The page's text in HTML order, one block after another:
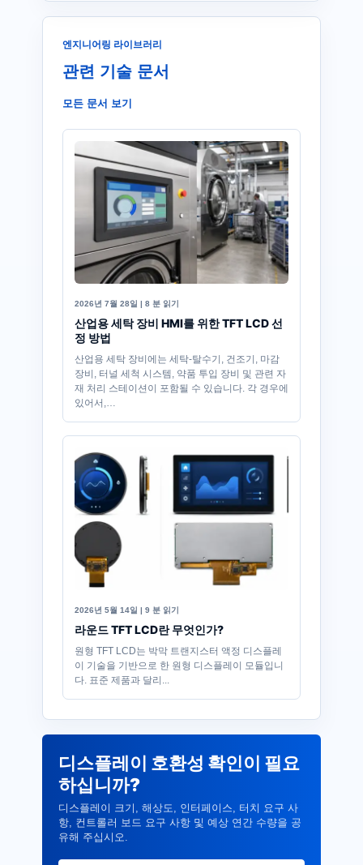
엔지니어링 라이브러리
관련 기술 문서
모든 문서 보기
2026년 7월 28일 | 8 분 읽기
산업용 세탁 장비 HMI를 위한 TFT LCD 선
정 방법
산업용 세탁 장비에는 세탁-탈수기, 건조기, 마감
장비, 터널 세척 시스템, 약품 투입 장비 및 관련 자
재 처리 스테이션이 포함될 수 있습니다. 각 경우에
있어서,…
2026년 5월 14일 | 9 분 읽기
라운드 TFT LCD란 무엇인가?
원형 TFT LCD는 박막 트랜지스터 액정 디스플레
이 기술을 기반으로 한 원형 디스플레이 모듈입니
다. 표준 제품과 달리...
디스플레이 호환성 확인이 필요
하십니까?
디스플레이 크기, 해상도, 인터페이스, 터치 요구 사
항, 컨트롤러 보드 요구 사항 및 예상 연간 수량을 공
유해 주십시오.